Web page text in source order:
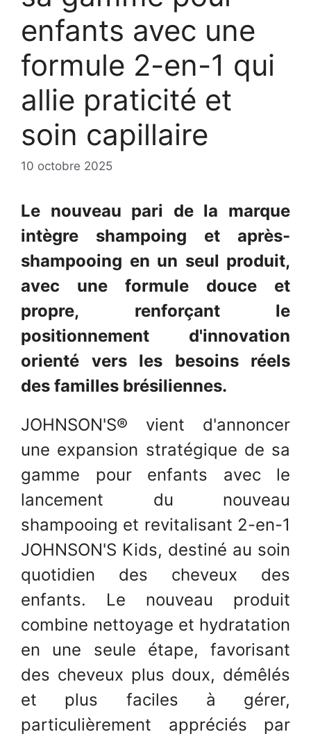
enfants avec une
formule 2-en-1 qui
allie praticité et
soin capillaire
10 octobre 2025
Le nouveau pari de la marque
intègre shampoing et après-
shampooing en un seul produit,
avec une formule douce et
propre, renforçant le
positionnement d'innovation
orienté vers les besoins réels
des familles brésiliennes.
JOHNSON'S® vient d'annoncer
une expansion stratégique de sa
gamme pour enfants avec le
lancement du nouveau
shampooing et revitalisant 2-en-1
JOHNSON'S Kids, destiné au soin
quotidien des cheveux des
enfants. Le nouveau produit
combine nettoyage et hydratation
en une seule étape, favorisant
des cheveux plus doux, démêlés
et plus faciles à gérer,
particulièrement appréciés par